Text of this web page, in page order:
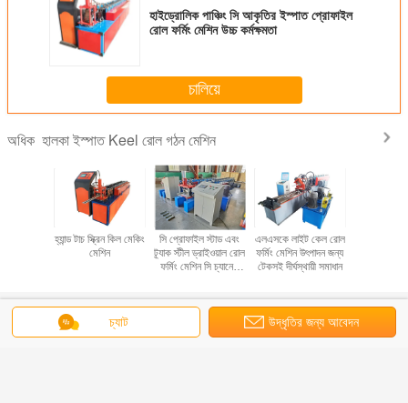
হাইড্রোলিক পাঞ্চিং সি আকৃতির ইস্পাত প্রোফাইল
রোল ফর্মিং মেশিন উচ্চ কর্মক্ষমতা
চালিয়ে
অধিক হালকা ইস্পাত Keel রোল গঠন মেশিন
হ্যান্ড টাচ স্ক্রিন কিল মেকিং
মেশিন
সি প্রোফাইল স্টাড এবং
ট্র্যাক স্টীল ড্রাইওয়াল রোল
ফর্মিং মেশিন সি চ্যানেল
এলএসকে লাইট কেল রোল
ফর্মিং মেশিন উৎপাদন জন্য
টেকসই দীর্ঘস্থায়ী সমাধান
চ্যাট উদ্ধৃতির জন্য আবেদন
ভাষা পরিবর্তন করুন
Bengali